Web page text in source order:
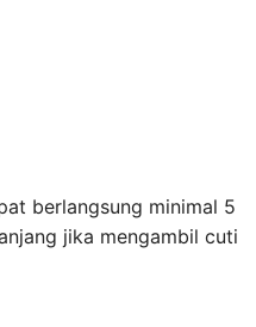
berlangsung minimal 5
jika mengambil cuti